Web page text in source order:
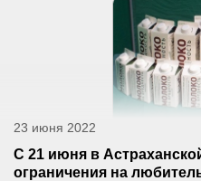
23 июня 2022
С 21 июня в
ограничения на